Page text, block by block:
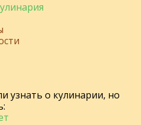
узнать о кулинарии, но